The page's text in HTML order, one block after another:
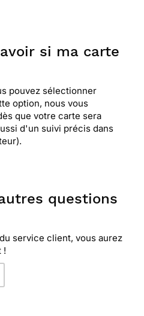
si ma carte
pouvez sélectionner
option, nous vous
que votre carte sera
d'un suivi précis dans
questions
service client, vous aurez
!